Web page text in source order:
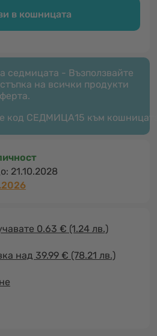
в кошницата
седмицата - Възползвайте
на всички продукти
код СЕДМИЦА15 към
21.10.2028
0.63 € (1.24 лв.)
над 39.99 € (78.21 лв.)